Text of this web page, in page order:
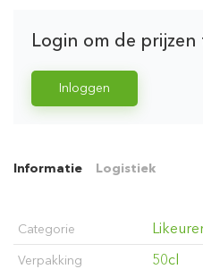
Login om de prijzen
Inloggen
Informatie Logistiek
Categorie
Verpakking 50cl